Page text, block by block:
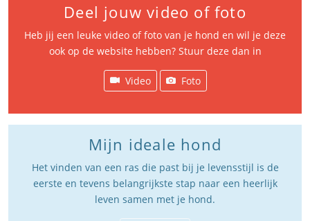
Deel jouw video of foto
Heb jij een leuke video of foto van je hond en wil je deze
ook op de website hebben? Stuur deze dan in
Video Foto
Mijn ideale hond
Het vinden van een ras die past bij je levensstijl is de
eerste en tevens belangrijkste stap naar een heerlijk
leven samen met je hond.